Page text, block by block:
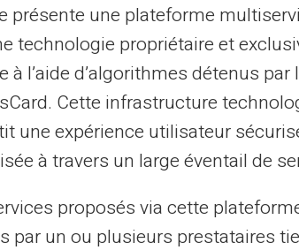
pour les achats directs.Les
de paiement sécurisé. Vous
vendeur peut livrer un article
des sites frauduleux. Vous
de marque. Le site imite
n'existe que pour voler vos
présente une plateforme
technologie propriétaire et
à l’aide d’algorithmes détenus
Cette infrastructure
une expérience utilisateur
à travers un large éventail de
proposés via cette
par un ou plusieurs prestataires